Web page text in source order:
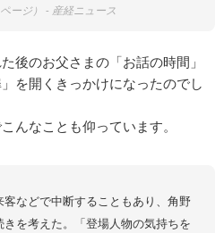
ージ） - 産経ニュース
後のお父さまの「お話の時間」
を開くきっかけになったのでし
んなことも仰っています。
などで中断することもあり、角野
を考えた。「登場人物の気持ちを